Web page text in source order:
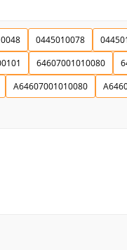
0445010078
64607001010080
A64607001010080
Ich stimme der DSGVO zu